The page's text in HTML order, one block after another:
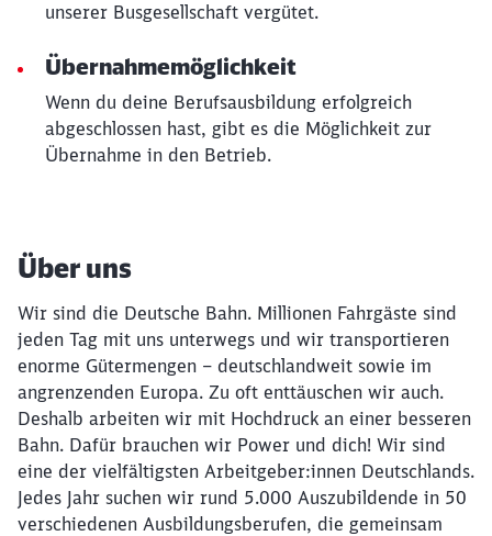
unserer Busgesellschaft vergütet.
Übernahmemöglichkeit
Wenn du deine Berufsausbildung erfolgreich
abgeschlossen hast, gibt es die Möglichkeit zur
Übernahme in den Betrieb.
Über uns
Wir sind die Deutsche Bahn. Millionen Fahrgäste sind
jeden Tag mit uns unterwegs und wir transportieren
enorme Gütermengen – deutschlandweit sowie im
angrenzenden Europa. Zu oft enttäuschen wir auch.
Deshalb arbeiten wir mit Hochdruck an einer besseren
Bahn. Dafür brauchen wir Power und dich! Wir sind
eine der vielfältigsten Arbeitgeber:innen Deutschlands.
Jedes Jahr suchen wir rund 5.000 Auszubildende in 50
verschiedenen Ausbildungsberufen, die gemeinsam